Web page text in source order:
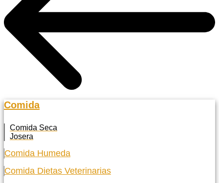
Comida
Comida Seca
Josera
Comida Humeda
Comida Dietas Veterinarias